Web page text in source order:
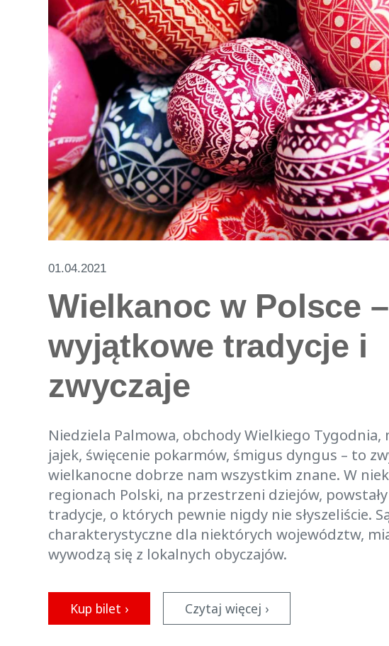
01.04.2021
Wielkanoc w Polsce –
wyjątkowe tradycje i
zwyczaje
Niedziela Palmowa, obchody Wielkiego Tygodnia,
jajek, święcenie pokarmów, śmigus dyngus – to
wielkanocne dobrze nam wszystkim znane. W
regionach Polski, na przestrzeni dziejów,
tradycje, o których pewnie nigdy nie słyszeliście.
charakterystyczne dla niektórych województw,
wywodzą się z lokalnych obyczajów.
Kup bilet › Czytaj więcej ›